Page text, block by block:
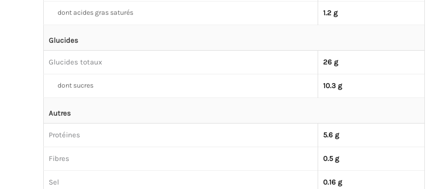
dont acides gras saturés 1.2 g
Glucides
Glucides totaux 26 g
dont sucres 10.3 g
Autres
Protéines 5.6 g
Fibres 0.5 g
Sel 0.16 g